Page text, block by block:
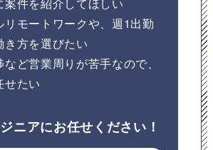
案件を紹介してほしい
リモートワークや、週1出勤
き方を選びたい
ど営業周りが苦手なので、
せたい
ニアにお任せください！